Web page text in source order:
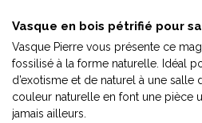
Vasque en bois pétrifié pour
Vasque Pierre vous présente ce
fossilisé à la forme naturelle. Idéal
d’exotisme et de naturel à une salle
couleur naturelle en font une pièce
jamais ailleurs.